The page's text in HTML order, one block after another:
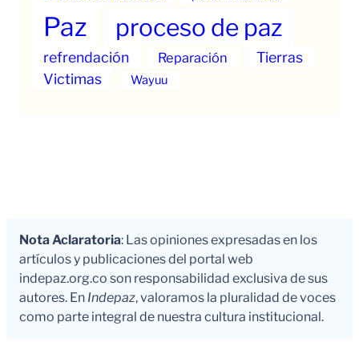
Paz proceso de paz
refrendación Reparación
Tierras
Victimas
Wayuu
Nota Aclaratoria: Las opiniones expresadas en los
artículos y publicaciones del portal web
indepaz.org.co son responsabilidad exclusiva de sus
autores. En Indepaz, valoramos la pluralidad de voces
como parte integral de nuestra cultura institucional.